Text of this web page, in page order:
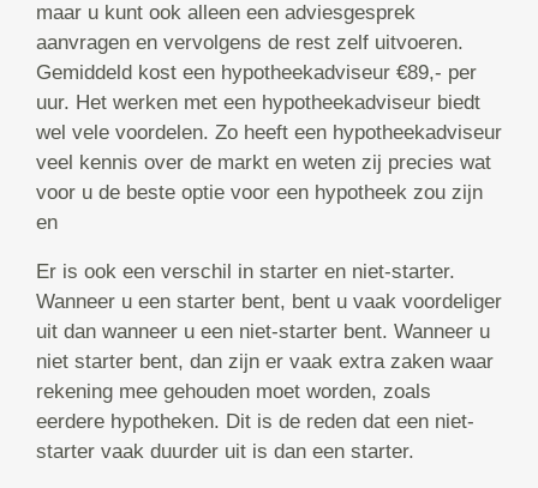
maar u kunt ook alleen een adviesgesprek
aanvragen en vervolgens de rest zelf uitvoeren.
Gemiddeld kost een hypotheekadviseur €89,- per
uur. Het werken met een hypotheekadviseur biedt
wel vele voordelen. Zo heeft een hypotheekadviseur
veel kennis over de markt en weten zij precies wat
voor u de beste optie voor een hypotheek zou zijn
en
Er is ook een verschil in starter en niet-starter.
Wanneer u een starter bent, bent u vaak voordeliger
uit dan wanneer u een niet-starter bent. Wanneer u
niet starter bent, dan zijn er vaak extra zaken waar
rekening mee gehouden moet worden, zoals
eerdere hypotheken. Dit is de reden dat een niet-
starter vaak duurder uit is dan een starter.